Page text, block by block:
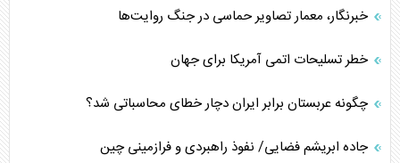
خبرنگار، معمار تصاویر حماسی در جنگ روایت‌ها
خطر تسلیحات اتمی آمریکا برای جهان
چگونه عربستان برابر ایران دچار خطای محاسباتی شد؟
جاده ابریشم فضایی/ نفوذ راهبردی و فرازمینی چین